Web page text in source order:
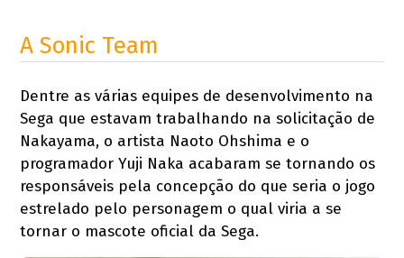
A Sonic Team
Dentre as várias equipes de desenvolvimento na
Sega que estavam trabalhando na solicitação de
Nakayama, o artista Naoto Ohshima e o
programador Yuji Naka acabaram se tornando os
responsáveis pela concepção do que seria o jogo
estrelado pelo personagem o qual viria a se
tornar o mascote oficial da Sega.